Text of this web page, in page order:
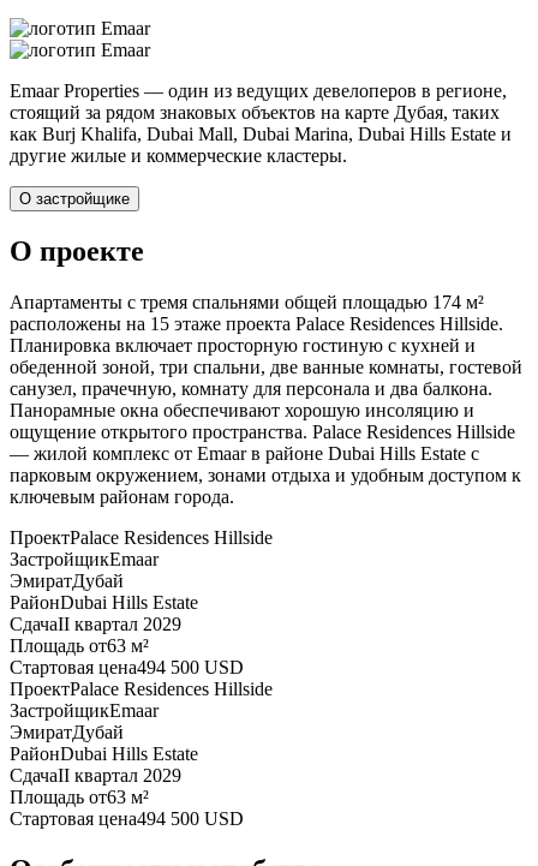
Emaar Properties — один из ведущих девелоперов в регионе,
стоящий за рядом знаковых объектов на карте Дубая, таких
как Burj Khalifa, Dubai Mall, Dubai Marina, Dubai Hills Estate и
другие жилые и коммерческие кластеры.
О застройщике
О проекте
Апартаменты с тремя спальнями общей площадью 174 м²
расположены на 15 этаже проекта Palace Residences Hillside.
Планировка включает просторную гостиную с кухней и
обеденной зоной, три спальни, две ванные комнаты, гостевой
санузел, прачечную, комнату для персонала и два балкона.
Панорамные окна обеспечивают хорошую инсоляцию и
ощущение открытого пространства. Palace Residences Hillside
— жилой комплекс от Emaar в районе Dubai Hills Estate с
парковым окружением, зонами отдыха и удобным доступом к
ключевым районам города.
ПроектPalace Residences Hillside
ЗастройщикEmaar
ЭмиратДубай
РайонDubai Hills Estate
СдачаII квартал 2029
Площадь от63 м²
Стартовая цена494 500 USD
ПроектPalace Residences Hillside
ЗастройщикEmaar
ЭмиратДубай
РайонDubai Hills Estate
СдачаII квартал 2029
Площадь от63 м²
Стартовая цена494 500 USD